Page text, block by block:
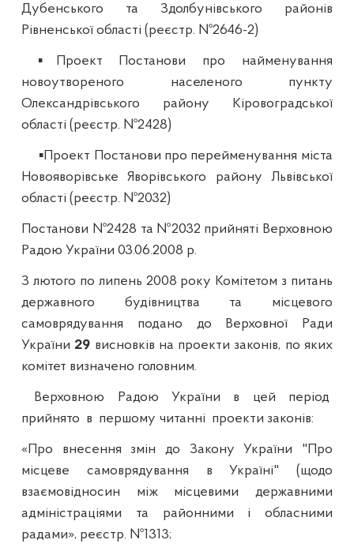
Дубенського та Здолбунівського районів
Рівненської області (реєстр. №2646-2)
▪Проект Постанови про найменування
новоутвореного населеного пункту
Олександрівського району Кіровоградської
області (реєстр. №2428)
▪Проект Постанови про перейменування міста
Новояворівське Яворівського району Львівської
області (реєстр. №2032)
Постанови №2428 та №2032 прийняті Верховною
Радою України 03.06.2008 р.
З лютого по липень 2008 року Комітетом з питань
державного будівництва та місцевого
самоврядування подано
до Верховної Ради
України 29 висновків на проекти законів, по яких
комітет визначено головним.
Верховною Радою України в цей період
прийнято в першому читанні проекти законів:
«Про внесення змін до Закону України "Про
місцеве самоврядування в Україні" (щодо
взаємовідносин між місцевими державними
адміністраціями та районними і обласними
радами», реєстр. №1313;